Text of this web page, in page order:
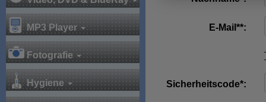
MP3 Player
Fotografie
Hygiene
E-Mail**:
Sicherheitscode*: